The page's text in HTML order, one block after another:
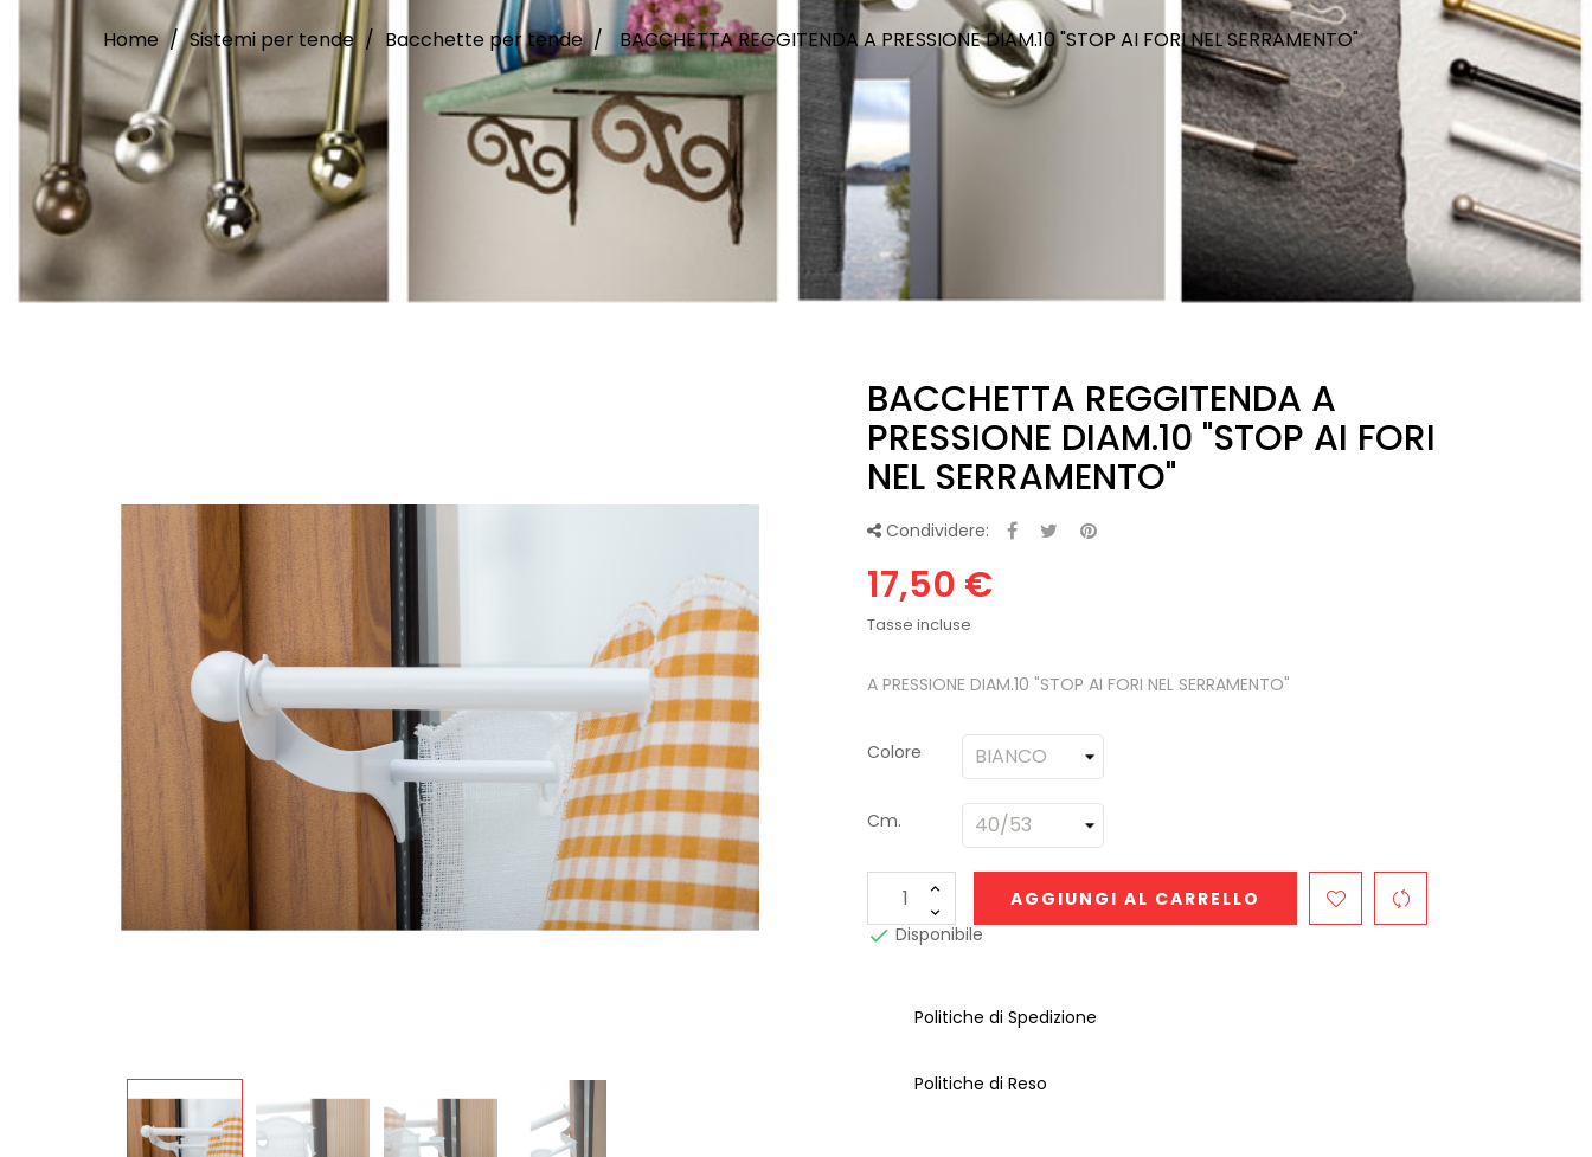
Home Sistemi per tende Bacchette per tende BACCHETTA REGGITENDA A PRESSIONE DIAM.10 "STOP AI FORI NEL SERRAMENTO"
BACCHETTA REGGITENDA A
PRESSIONE DIAM.10 "STOP AI FORI
NEL SERRAMENTO"
Condividere:
17,50 €
Tasse incluse
A PRESSIONE DIAM.10 "STOP AI FORI NEL SERRAMENTO"
Colore
Cm.
AGGIUNGI AL CARRELLO
 Disponibile
Politiche di Spedizione
Politiche di Reso